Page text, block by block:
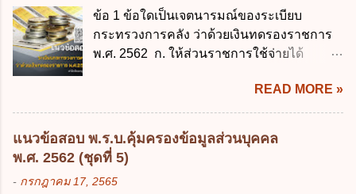
การเปิดเรียนภาคต้น ถ้าสถานศึกษายังมิไ...
ข้อ 3 โดยหลัก ทั่วไป พระราชบัญญัติคุ้มครอง
ข้อมูลส่วนบุคคล พ.ศ. 2562 ใช้บังคับตั้งแต่วัน
ใด ก. 26 พฤษภาคม 2562 ข. 27 พฤษภาคม
พฤษภาคม 2562 ข้อ 4 "บุคคลหรือนิติบุคคล
ซึ่งมีอำนาจหน้าที่ตัดสินใจเกี่ยวกับการเก็บ
รวบรวม ใช้ หรือเปิดเผยข้อมูลส่วนบุคคล" คือ
ความหมายตามข้อใด ก. ผู้ควบคุมข้อมูลส่วน
ข้อ 1 ข้อใดเป็นเจตนารมณ์ของระเบียบ
กระทรวงการคลัง ว่าด้วยเงินทดรองราชการ
พ.ศ. 2562 ก. ให้ส่วนราชการใช้จ่ายได้
ส่วนราชการมีเงินทดรองราชการเพื่อรองจ่าย
ตามข้อผูกพันในการกู้เงินจากต่างประเทศ ค.
รองรับการปฏิบัติงานด้านการเงินการคลังตาม
นโยบาย New GFMIS Thai ง. สนับสนุนการให้
ความช่วยเหลือในกรณีจำเป็นเร่งด่วนที่ไม่
สามารถรอการเบิกเงินจากงบประมาณได้ ข้อ
READ MORE »
แนวข้อสอบ พ.ร.บ.คุ้มครองข้อมูลส่วนบุคคล
พ.ศ. 2562 (ชุดที่ 5)
- กรกฎาคม 17, 2565